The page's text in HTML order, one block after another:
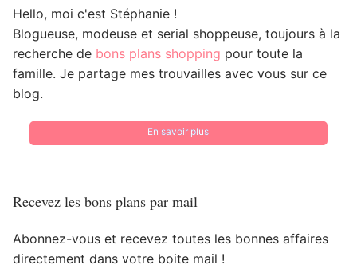
Hello, moi c'est Stéphanie !
Blogueuse, modeuse et serial shoppeuse, toujours à la
recherche de bons plans shopping pour toute la
famille. Je partage mes trouvailles avec vous sur ce
blog.
En savoir plus
Recevez les bons plans par mail
Abonnez-vous et recevez toutes les bonnes affaires
directement dans votre boite mail !